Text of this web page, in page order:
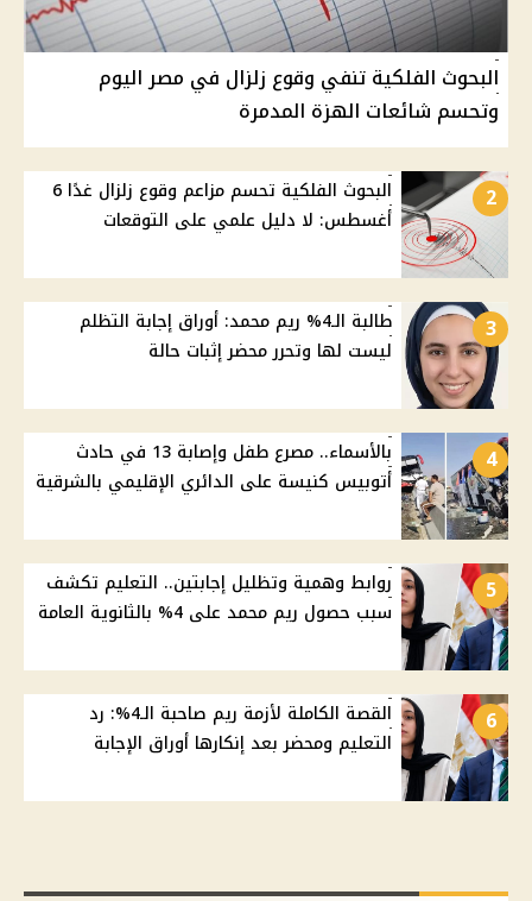
البحوث الفلكية تنفي وقوع زلزال في مصر اليوم
وتحسم شائعات الهزة المدمرة
2
البحوث الفلكية تحسم مزاعم وقوع زلزال غدًا 6
أغسطس: لا دليل علمي على التوقعات
3
طالبة الـ4% ريم محمد: أوراق إجابة التظلم
ليست لها وتحرر محضر إثبات حالة
4
بالأسماء.. مصرع طفل وإصابة 13 في حادث
أتوبيس كنيسة على الدائري الإقليمي بالشرقية
5
روابط وهمية وتظليل إجابتين.. التعليم تكشف
سبب حصول ريم محمد على 4% بالثانوية العامة
6
القصة الكاملة لأزمة ريم صاحبة الـ4%: رد
التعليم ومحضر بعد إنكارها أوراق الإجابة